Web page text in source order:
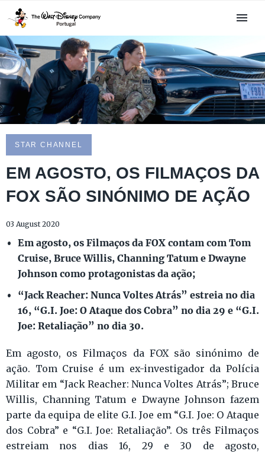
STAR CHANNEL
EM AGOSTO, OS FILMAÇOS DA
FOX SÃO SINÓNIMO DE AÇÃO
03 August 2020
Em agosto, os Filmaços da FOX contam com Tom
Cruise, Bruce Willis, Channing Tatum e Dwayne
Johnson como protagonistas da ação;
“Jack Reacher: Nunca Voltes Atrás” estreia no dia
16, “G.I. Joe: O Ataque dos Cobra” no dia 29 e “G.I.
Joe: Retaliação” no dia 30.
Em agosto, os Filmaços da FOX são sinónimo de
ação. Tom Cruise é um ex-investigador da Polícia
Militar em “Jack Reacher: Nunca Voltes Atrás”; Bruce
Willis, Channing Tatum e Dwayne Johnson fazem
parte da equipa de elite G.I. Joe em “G.I. Joe: O Ataque
dos Cobra” e “G.I. Joe: Retaliação”. Os três Filmaços
estreiam nos dias 16, 29 e 30 de agosto,